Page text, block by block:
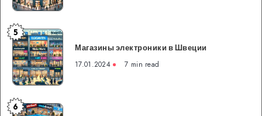
Магазины
электроники
в
Швеции
5
Магазины электроники в Швеции
17.01.2024 7 min read
Магазины
6